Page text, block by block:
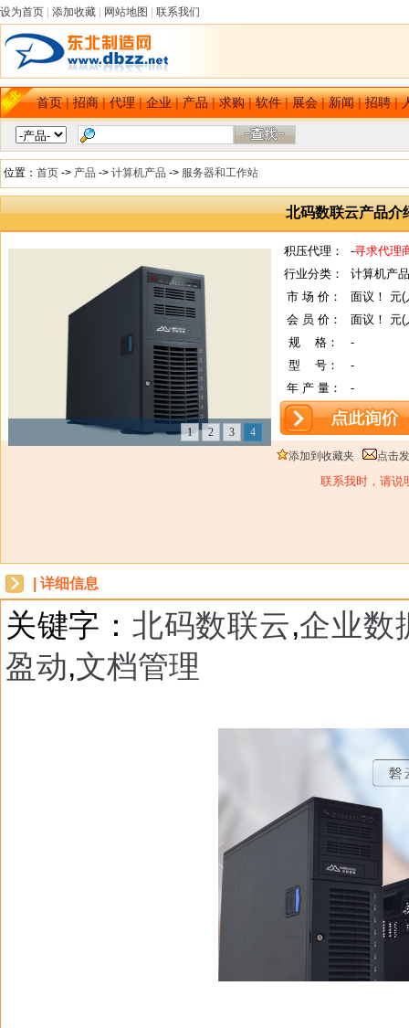
设为首页 添加收藏 网站地图 联系我们
首页|招商|代理|企业|产品|求购|软件|展会|新闻|招聘|
位置： 首页 -> 产品 -> 计算机产品 -> 服务器和工作站
北码数联云产品介
1 2 3 4
积压代理： -寻求代理
行业分类：
计算机产
市 场 价：
面议！ 元(
会 员 价：
面议！ 元(
规
格：
-
型
号：
-
年 产 量：
-
添加到收藏夹 点击
联系我时，请说
| 详细信息
关键字： 北码数联云,企业数
盈动,文档管理